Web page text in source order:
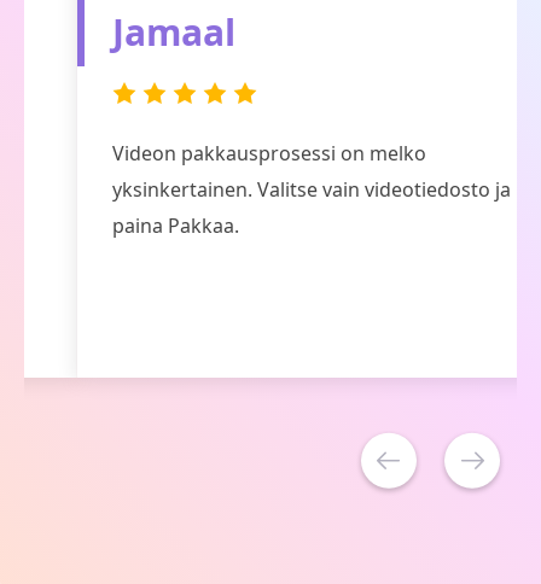
Jamaal
Videon pakkausprosessi on melko
yksinkertainen. Valitse vain videotiedosto ja
paina Pakkaa.